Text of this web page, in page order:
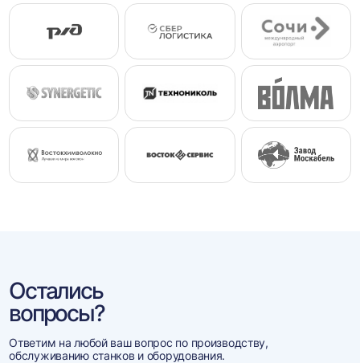
Остались
вопросы?
Ответим на любой ваш вопрос по производству,
обслуживанию станков и оборудования.